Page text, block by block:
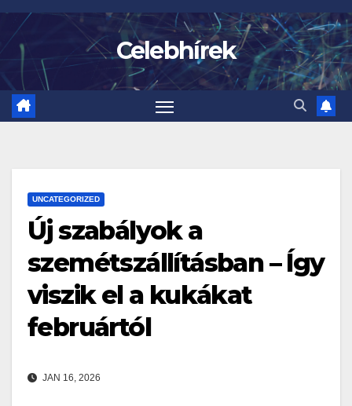
Skip
content
Celebhírek
UNCATEGORIZED
Új szabályok a
szemétszállításban – Így
viszik el a kukákat
februártól
JAN 16, 2026